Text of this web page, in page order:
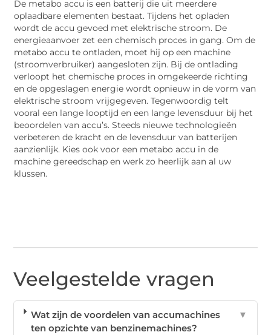
De metabo accu is een batterij die uit meerdere
oplaadbare elementen bestaat. Tijdens het opladen
wordt de accu gevoed met elektrische stroom. De
energieaanvoer zet een chemisch proces in gang. Om de
metabo accu te ontladen, moet hij op een machine
(stroomverbruiker) aangesloten zijn. Bij de ontlading
verloopt het chemische proces in omgekeerde richting
en de opgeslagen energie wordt opnieuw in de vorm van
elektrische stroom vrijgegeven. Tegenwoordig telt
vooral een lange looptijd en een lange levensduur bij het
beoordelen van accu’s. Steeds nieuwe technologieën
verbeteren de kracht en de levensduur van batterijen
aanzienlijk. Kies ook voor een metabo accu in de
machine gereedschap en werk zo heerlijk aan al uw
klussen.
Veelgestelde vragen
Wat zijn de voordelen van accumachines
ten opzichte van benzinemachines?
▼